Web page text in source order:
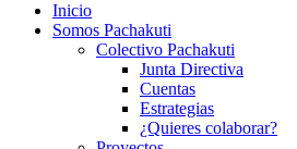
Inicio
Somos Pachakuti
Colectivo Pachakuti
Junta Directiva
Cuentas
Estrategias
¿Quieres colaborar?